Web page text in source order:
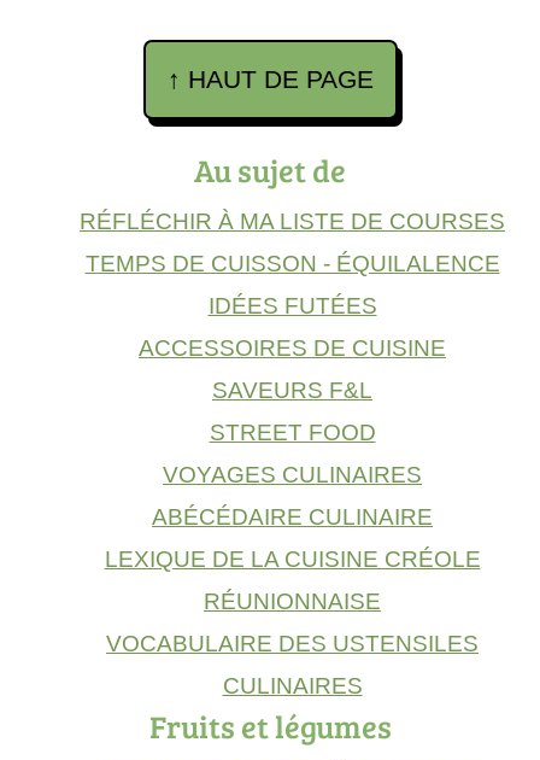
↑ HAUT DE PAGE
Au sujet de
RÉFLÉCHIR À MA LISTE DE COURSES
TEMPS DE CUISSON - ÉQUILALENCE
IDÉES FUTÉES
ACCESSOIRES DE CUISINE
SAVEURS F&L
STREET FOOD
VOYAGES CULINAIRES
ABÉCÉDAIRE CULINAIRE
LEXIQUE DE LA CUISINE CRÉOLE
RÉUNIONNAISE
VOCABULAIRE DES USTENSILES
CULINAIRES
Fruits et légumes